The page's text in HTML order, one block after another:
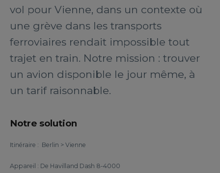
vol pour Vienne, dans un contexte où
une grève dans les transports
ferroviaires rendait impossible tout
trajet en train. Notre mission : trouver
un avion disponible le jour même, à
un tarif raisonnable.
Notre solution
Itinéraire : Berlin > Vienne
Appareil : De Havilland Dash 8-4000